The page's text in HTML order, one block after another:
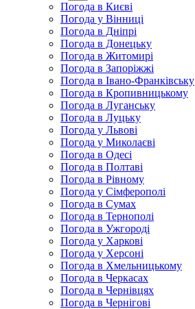
Погода в Києві
Погода у Вінниці
Погода в Дніпрі
Погода в Донецьку
Погода в Житомирі
Погода в Запоріжжі
Погода в Івано-Франківську
Погода в Кропивницькому
Погода в Луганську
Погода в Луцьку
Погода у Львові
Погода у Миколаєві
Погода в Одесі
Погода в Полтаві
Погода в Рівному
Погода у Сімферополі
Погода в Сумах
Погода в Тернополі
Погода в Ужгороді
Погода у Харкові
Погода у Херсоні
Погода в Хмельницькому
Погода в Черкасах
Погода в Чернівцях
Погода в Чернігові